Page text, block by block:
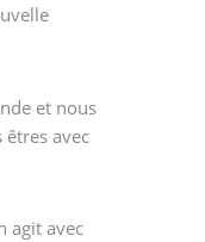
et nous
êtres avec
agit avec